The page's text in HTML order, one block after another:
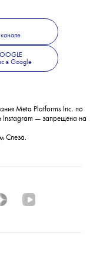
в Google
Meta Platforms Inc. по
Instagram — запрещена на
Слеза.